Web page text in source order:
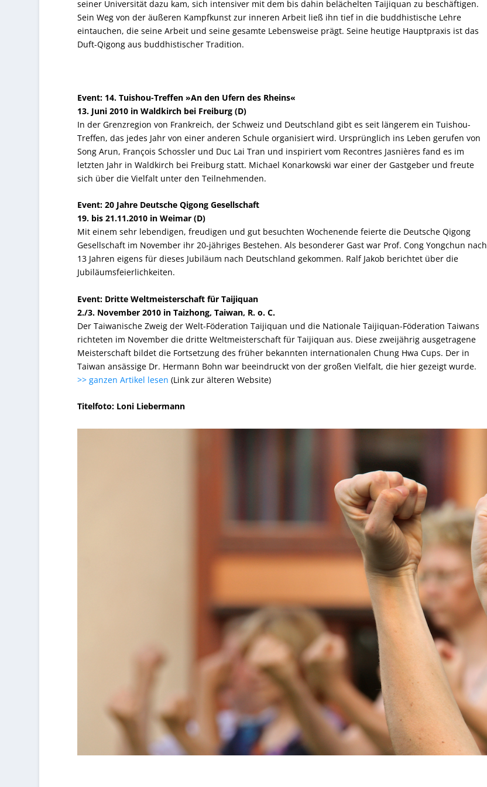
seiner Universität dazu kam, sich intensiver mit dem bis dahin belächelten Taijiquan zu beschäftigen.
Sein Weg von der äußeren Kampfkunst zur inneren Arbeit ließ ihn tief in die buddhistische Lehre
eintauchen, die seine Arbeit und seine gesamte Lebensweise prägt. Seine heutige Hauptpraxis ist das
Duft-Qigong aus buddhistischer Tradition.
Event: 14. Tuishou-Treffen »An den Ufern des Rheins«
13. Juni 2010 in Waldkirch bei Freiburg (D)
In der Grenzregion von Frankreich, der Schweiz und Deutschland gibt es seit längerem ein Tuishou-
Treffen, das jedes Jahr von einer anderen Schule organisiert wird. Ursprünglich ins Leben gerufen von
Song Arun, François Schossler und Duc Lai Tran und inspiriert vom Recontres Jasnières fand es im
letzten Jahr in Waldkirch bei Freiburg statt. Michael Konarkowski war einer der Gastgeber und freute
sich über die Vielfalt unter den Teilnehmenden.
Event: 20 Jahre Deutsche Qigong Gesellschaft
19. bis 21.11.2010 in Weimar (D)
Mit einem sehr lebendigen, freudigen und gut besuchten Wochenende feierte die Deutsche Qigong
Gesellschaft im November ihr 20-jähriges Bestehen. Als besonderer Gast war Prof. Cong Yongchun nach
13 Jahren eigens für dieses Jubiläum nach Deutschland gekommen. Ralf Jakob berichtet über die
Jubiläumsfeierlichkeiten.
Event: Dritte Weltmeisterschaft für Taijiquan
2./3. November 2010 in Taizhong, Taiwan, R. o. C.
Der Taiwanische Zweig der Welt-Föderation Taijiquan und die Nationale Taijiquan-Föderation Taiwans
richteten im November die dritte Weltmeisterschaft für Taijiquan aus. Diese zweijährig ausgetragene
Meisterschaft bildet die Fortsetzung des früher bekannten internationalen Chung Hwa Cups. Der in
Taiwan ansässige Dr. Hermann Bohn war beeindruckt von der großen Vielfalt, die hier gezeigt wurde.
>> ganzen Artikel lesen (Link zur älteren Website)
Titelfoto: Loni Liebermann